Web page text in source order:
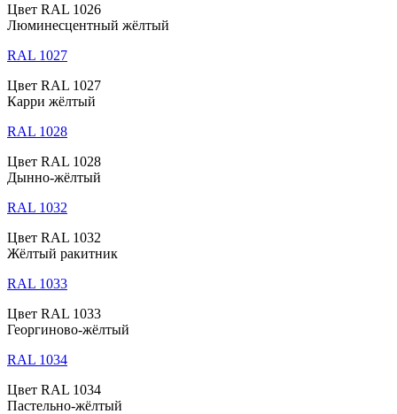
Цвет RAL 1026
Люминесцентный жёлтый
RAL 1027
Цвет RAL 1027
Карри жёлтый
RAL 1028
Цвет RAL 1028
Дынно-жёлтый
RAL 1032
Цвет RAL 1032
Жёлтый ракитник
RAL 1033
Цвет RAL 1033
Георгиново-жёлтый
RAL 1034
Цвет RAL 1034
Пастельно-жёлтый